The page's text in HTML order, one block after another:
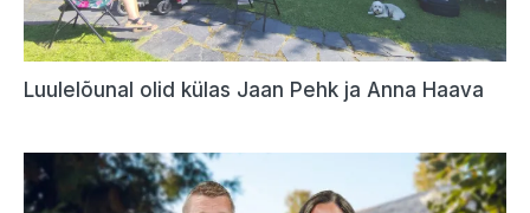
Luulelõunal olid külas Jaan Pehk ja Anna Haava